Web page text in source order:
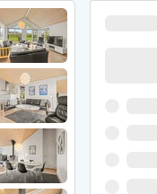
Weihnachten
Silvester